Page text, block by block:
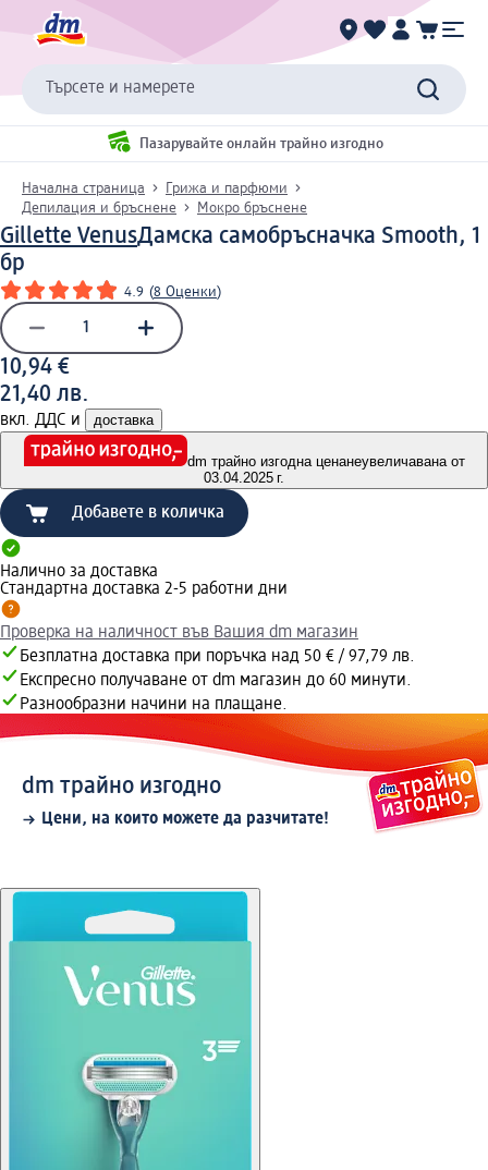
Търсете и намерете
Пазарувайте онлайн трайно изгодно
Начална страница
Грижа и парфюми
Депилация и бръснене
Мокро бръснене
Gillette VenusДамска самобръсначка Smooth, 1
бр
4.9 (8 Оценки)
10,94 €
21,40 лв.
вкл. ДДС и доставка
dm трайно изгодна ценанеувеличавана от
03.04.2025 г.
Добавете в количка
Налично за доставка
Стандартна доставка 2-5 работни дни
Проверка на наличност във Вашия dm магазин
Безплатна доставка при поръчка над 50 € / 97,79 лв.
Експресно получаване от dm магазин до 60 минути.
Разнообразни начини на плащане.
dm трайно изгодно
Цени, на които можете да разчитате!